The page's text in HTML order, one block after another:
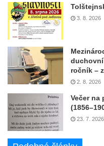
3. 8. 2026
duchovní
ročník –
2. 8. 2026
Večer na
23. 7. 2026